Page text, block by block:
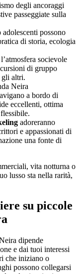
degli ancoraggi
passeggiate sulla
possono
di storia, ecologia
socievole
di gruppo
gli altri.
Neira
a bordo di
eccellenti, ottima
adoreranno
e appassionati di
una fonte di
vita notturna o
lusso sta nella rarità,
su piccole
dipende
e dai tuoi interessi
che iniziano o
possono collegarsi